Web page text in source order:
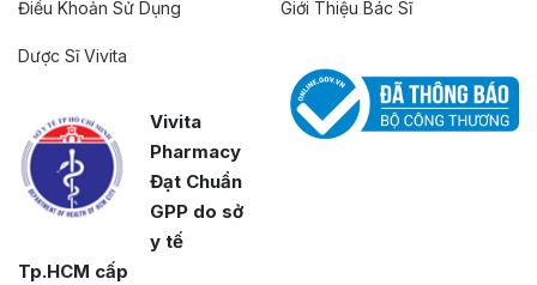
Điều Khoản Sử Dụng
Dược Sĩ Vivita
Vivita
Pharmacy
Đạt Chuẩn
GPP do sở
y tế
Tp.HCM cấp
Giới Thiệu Bác Sĩ